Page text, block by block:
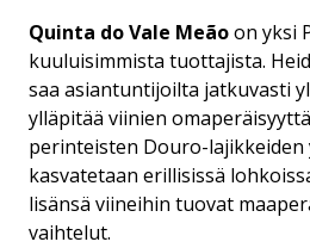
Quinta do Vale Meãoon yksi
kuuluisimmista tuottajista.
saa asiantuntijoilta jatkuvasti
ylläpitää viinien
perinteisten Douro-lajikkeiden
kasvatetaan erillisissä
lisänsä viineihin tuovat
vaihtelut.